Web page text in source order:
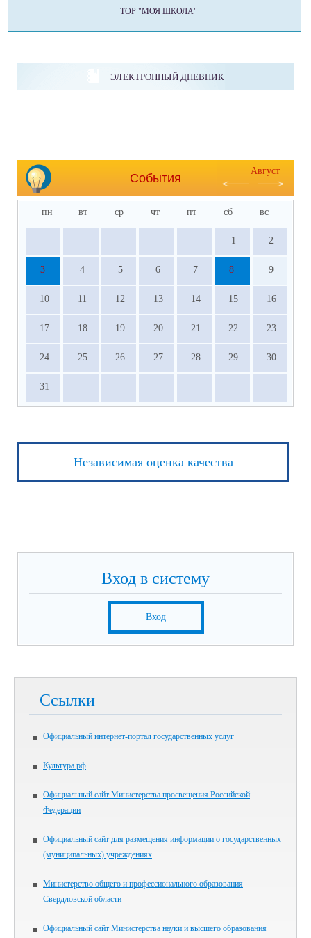
ТОР "МОЯ ШКОЛА"
ЭЛЕКТРОННЫЙ ДНЕВНИК
События
Август
пн вт ср чт пт сб вс
1 2
3 4 5 6 7 8 9
10 11 12 13 14 15 16
17 18 19 20 21 22 23
24 25 26 27 28 29 30
31
Независимая оценка качества
Вход в систему
Вход
Ссылки
Официальный интернет-портал государственных услуг
Культура.рф
Официальный сайт Министерства просвещения Российской
Федерации
Официальный сайт для размещения информации о государственных
(муниципальных) учреждениях
Министерство общего и профессионального образования
Свердловской области
Официальный сайт Министерства науки и высшего образования